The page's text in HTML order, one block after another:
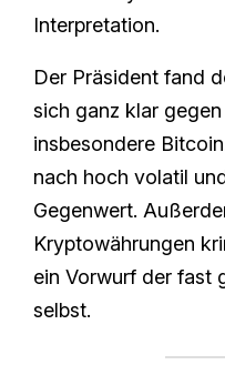
Interpretation.
Der Präsident fand
sich ganz klar
insbesondere
nach hoch volatil
Gegenwert.
Kryptowährungen
ein Vorwurf der fast
selbst.